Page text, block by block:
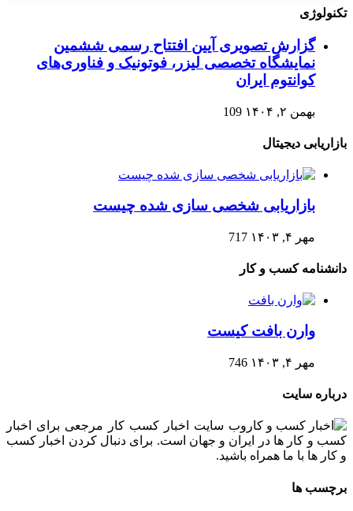
تکنولوژی
گزارش تصویری آیین افتتاح رسمی ششمین
نمایشگاه تخصصی لیزر، فوتونیک و فناوری‌های
کوانتوم ایران
بهمن ۲, ۱۴۰۴ 109
بازاریابی دیجیتال
بازاریابی شخصی سازی شده چیست
مهر ۴, ۱۴۰۳ 717
دانشنامه کسب و کار
وارن بافت کیست
مهر ۴, ۱۴۰۳ 746
درباره سایت
وب سایت اخبار کسب کار مرجعی برای اخبار
کسب و کار ها در ایران و جهان است. برای دنبال کردن اخبار کسب
و کار ها با ما همراه باشید.
برچسب ها